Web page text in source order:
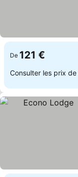
De 121 €
Consulter les prix de